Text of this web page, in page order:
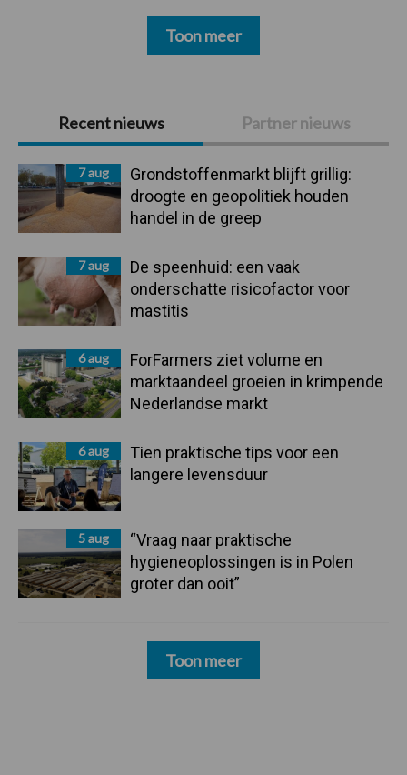
Primaire
Sidebar
Recent nieuws Partner nieuws
7 aug
Grondstoffenmarkt blijft grillig:
droogte en geopolitiek houden
handel in de greep
7 aug
De speenhuid: een vaak
onderschatte risicofactor voor
mastitis
6 aug
ForFarmers ziet volume en
marktaandeel groeien in krimpende
Nederlandse markt
6 aug
Tien praktische tips voor een
langere levensduur
5 aug
“Vraag naar praktische
hygieneoplossingen is in Polen
groter dan ooit”
Toon meer
Toon meer